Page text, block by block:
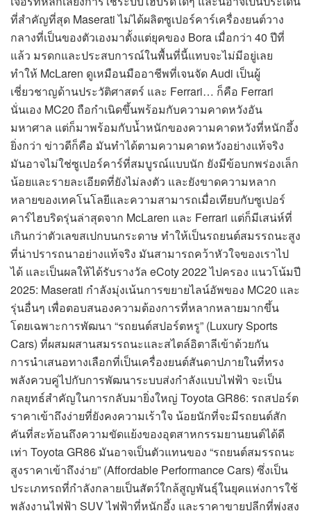
ที่สำคัญที่สุด Maserati ไม่ได้ผลิตซูเปอร์คาร์เครื่องยนต์วาง
กลางที่เป็นของตัวเองมาตั้งแต่ยุคของ Bora เมื่อกว่า 40 ปีที่
แล้ว มรดกและประสบการณ์ในพื้นที่นี้แทบจะไม่มีอยู่เลย
ทำให้ McLaren ดูเหมือนมืออาชีพที่เจนจัด Audi เป็นผู้
เชี่ยวชาญด้านประวัติศาสตร์ และ Ferrari… ก็คือ Ferrari
นั่นเอง MC20 ถือกำเนิดขึ้นพร้อมกับความคาดหวังอัน
มหาศาล แต่ก็มาพร้อมกับน้ำหนักของความคาดหวังที่หนักอึ้ง
ยิ่งกว่า ข่าวดีก็คือ มันทำได้ตามความคาดหวังอย่างแท้จริง
มันอาจไม่ใช่ซูเปอร์คาร์ที่สมบูรณ์แบบนัก ยังมีข้อบกพร่องเล็ก
น้อยและรายละเอียดที่ยังไม่ลงตัว และยังขาดความหลาก
หลายของเทคโนโลยีและความสามารถเมื่อเทียบกับซูเปอร์
คาร์ไฮบริดรุ่นล่าสุดจาก McLaren และ Ferrari แต่ก็มีเสน่ห์ที่
เกินกว่าตัวเลขสเปกบนกระดาษ ทำให้เป็นรถยนต์สมรรถนะสูง
ที่น่าปรารถนาอย่างแท้จริง มันสามารถคว้าหัวใจของเราไป
ได้ และเป็นผลให้ได้รับรางวัล eCoty 2022 ไปครอง แนวโน้มปี
2025: Maserati กำลังมุ่งเน้นการขยายไลน์อัพของ MC20 และ
รุ่นอื่นๆ เพื่อตอบสนองความต้องการที่หลากหลายมากขึ้น
โดยเฉพาะการพัฒนา “รถยนต์สปอร์ตหรู” (Luxury Sports
Cars) ที่ผสมผสานสมรรถนะและสไตล์อิตาลีเข้าด้วยกัน
การนำเสนอทางเลือกที่เป็นเครื่องยนต์สันดาปภายในที่ทรง
พลังควบคู่ไปกับการพัฒนาระบบส่งกำลังแบบไฟฟ้า จะเป็น
กลยุทธ์สำคัญในการกลับมายิ่งใหญ่ Toyota GR86: รถสปอร์ต
ราคาเข้าถึงง่ายที่ยังคงความเร้าใจ น้อยนักที่จะมีรถยนต์สัก
คันที่สะท้อนถึงความขัดแย้งของอุตสาหกรรมยานยนต์ได้ดี
เท่า Toyota GR86 มันอาจเป็นตัวแทนของ “รถยนต์สมรรถนะ
สูงราคาเข้าถึงง่าย” (Affordable Performance Cars) ซึ่งเป็น
ประเภทรถที่กำลังกลายเป็นสัตว์ใกล้สูญพันธุ์ในยุคแห่งการใช้
พลังงานไฟฟ้า SUV ไฟฟ้าที่หนักอึ้ง และราคาขายปลีกที่พุ่งสูง